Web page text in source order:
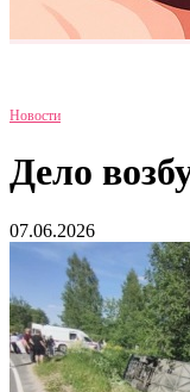
Новости
Дело
07.06.2026